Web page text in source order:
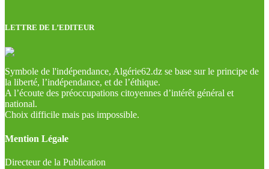
LETTRE DE L’EDITEUR
Symbole de l'indépendance, Algérie62.dz se base sur le principe de
la liberté, l’indépendance, et de l’éthique.
A l’écoute des préoccupations citoyennes d’intérêt général et
national.
Choix difficile mais pas impossible.
Mention Légale
Directeur de la Publication